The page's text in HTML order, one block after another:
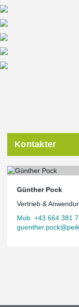
Kontakter
Günther Pock
Vertrieb &
Mob. +43 664 381